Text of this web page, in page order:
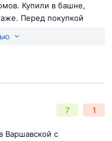
на сайте
Купили в башне,
Перед покупкой
мопы и остались
7 1
Варшавской с